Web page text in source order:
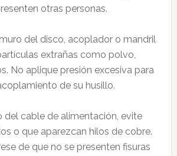
otras personas.
del disco, acoplador o mandril
extrañas como polvo,
No aplique presión excesiva para
de su husillo.
del cable de alimentación, evite
o que aparezcan hilos de cobre.
de que no se presenten fisuras